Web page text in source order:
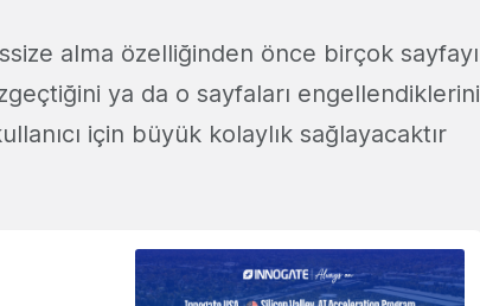
alma özelliğinden önce birçok sayfayı
ya da o sayfaları engellendiklerini
için büyük kolaylık sağlayacaktır